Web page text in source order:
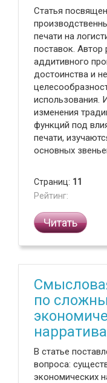
Статья
печати на
поставок. Автор
аддитивного
достоинства и
использования.
изменения
функций под
печати,
основных
Страниц: 11
Рейтинг:
Читать
по
В статье
вопроса:
экономических